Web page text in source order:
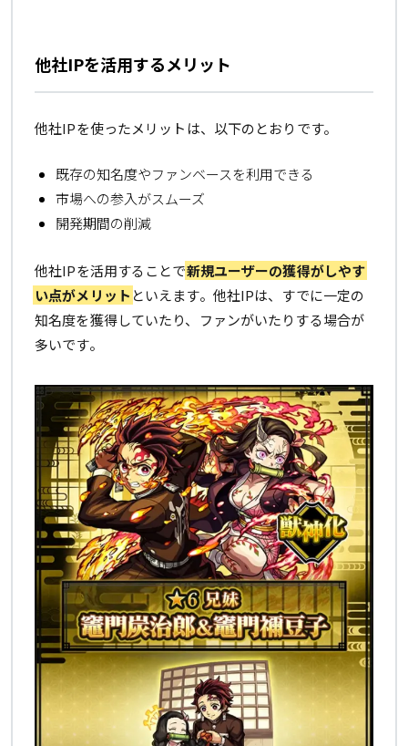
他社IPを活用するメリット
他社IPを使ったメリットは、以下のとおりです。
既存の知名度やファンベースを利用できる
市場への参入がスムーズ
開発期間の削減
他社IPを活用することで新規ユーザーの獲得がしやす
い点がメリット といえます。他社IPは、すでに一定の
知名度を獲得していたり、ファンがいたりする場合が
多いです。